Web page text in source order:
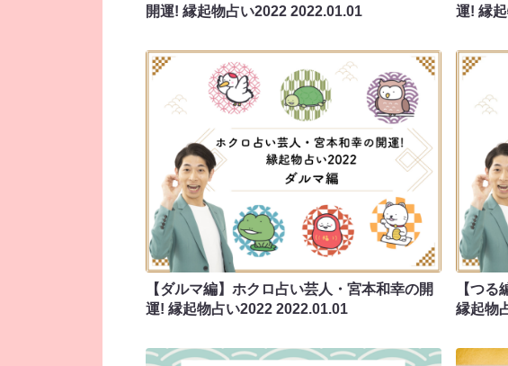
開運! 縁起物占い2022 2022.01.01
運! 縁
【ダルマ編】ホクロ占い芸人・宮本和幸の開
運! 縁起物占い2022 2022.01.01
【つ
縁起物